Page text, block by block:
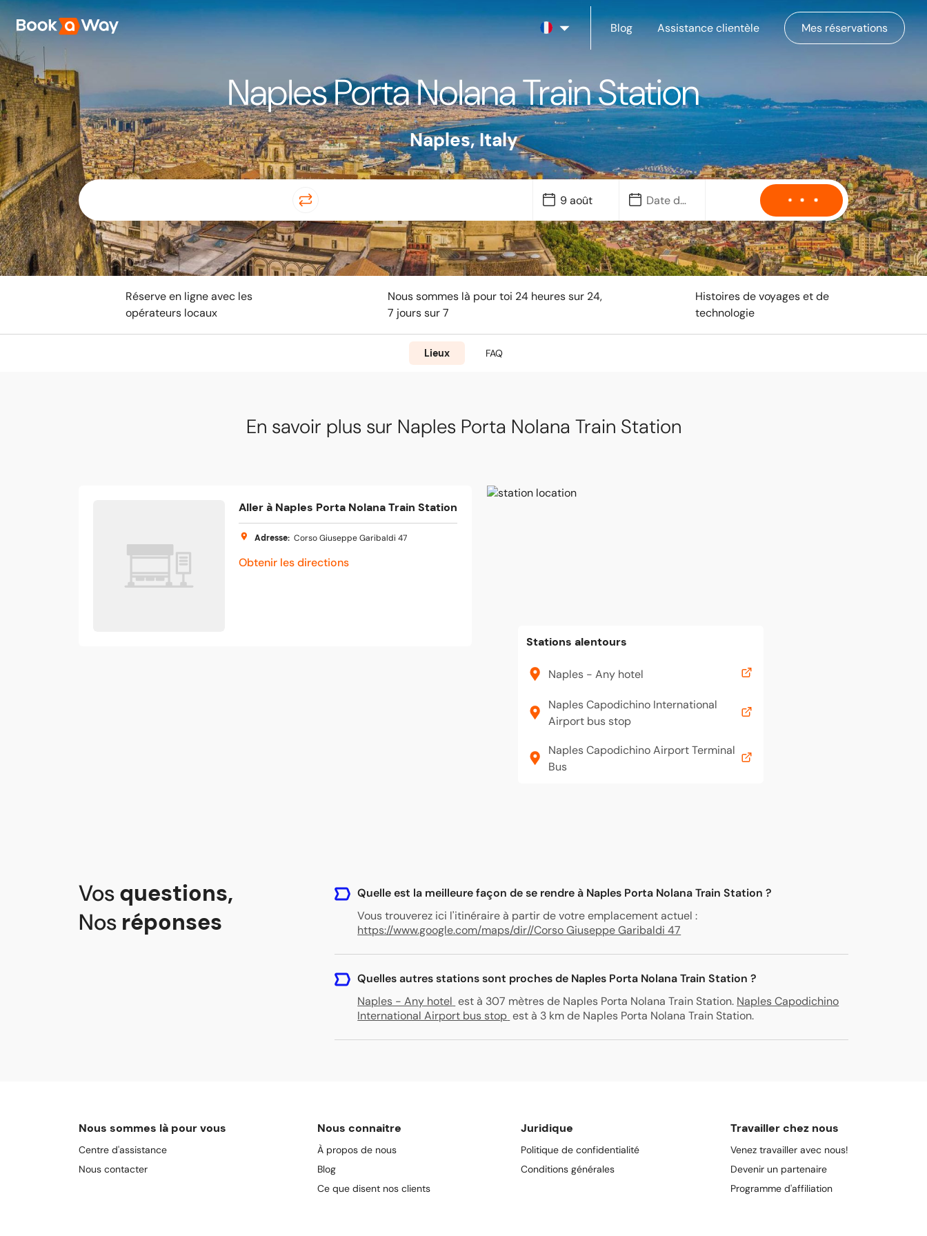
Blog Assistance clientèle Mes réservations
Naples Porta Nolana Train Station
Naples,Italy
Lieux FAQ
Réserve en ligne avec les
opérateurs locaux
Nous sommes là pour toi 24 heures sur 24,
7 jours sur 7
Histoires de voyages et de
technologie
En savoir plus sur Naples Porta Nolana Train Station
Aller à Naples Porta Nolana Train Station
Adresse: Corso Giuseppe Garibaldi 47
Obtenir les directions
Stations alentours
Naples - Any hotel
Naples Capodichino International
Airport bus stop
Naples Capodichino Airport Terminal
Bus
Vosquestions,
Nos réponses
Quelle est la meilleure façon de se rendre à Naples Porta Nolana Train Station ?
Vous trouverez ici l'itinéraire à partir de votre emplacement actuel :
https://www.google.com/maps/dir//Corso Giuseppe Garibaldi 47
Quelles autres stations sont proches de Naples Porta Nolana Train Station ?
Naples - Any hotel est à 307 mètres de Naples Porta Nolana Train Station. Naples Capodichino
International Airport bus stop est à 3 km de Naples Porta Nolana Train Station.
Nous sommes là pour vous
Centre d'assistance
Nous contacter
Nous connaitre
À propos de nous
Blog
Ce que disent nos clients
Juridique
Politique de confidentialité
Conditions générales
Travailler chez nous
Venez travailler avec nous!
Devenir un partenaire
Programme d'affiliation